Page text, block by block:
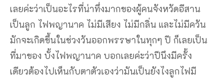
เลยค่ะว่าเป็นอะไรที่น่าทึ่งมากของผู้คนจังหวัดอีสาน
เป็นลูก ไฟพญานาค ไม่มีเสียง ไม่มีกลิ่น และไม่มีควัน
มักจะเกิดขึ้นในช่วงวันออกพรรษาในทุกๆ ปี ก็เลยเป็น
ที่มาของ บั้งไฟพญานาค บอกเลยค่ะว่าปีนึงมีครั้ง
เดียวต้องไปเห็นกับตาตัวเองว่ามันเป็นยังไงลูกไฟมี